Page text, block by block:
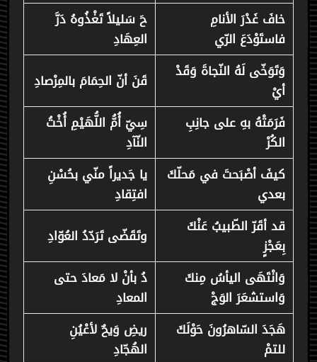
خافَ غَدْرَ الأنامِ
فاستَوْدَعَ الرّي
حَ سَليلاً تَغْذُوهُ دَرَّ
العِهَادِ
وَتَوَخّى لَهُ النّجاةَ وَقَدْ
أيْ
قَنَ أنّ الحِمَامَ بالمِرْصادِ
فَرَمَتْهُ بهِ على جانِبِ
الكُرْ
سِيّ أُمُّ اللُّهَيْمِ أُخْتُ
النّآدِ
كيفَ أصْبَحتَ في مَحلّكَ
بعدي
يا جَديراً منّي بحُسْنِ
افتِقادِ
قد أقَرّ الطّبيبُ عَنْكَ
بِعَجْزٍ
وتَقَضّى تَرَدّدُ العُوّادِ
وَانْتَهَى اليأسُ مِنكَ
وَاستشعَرَ الوَجْ
دُ بأنْ لا مَعادَ حتى
المعادِ
هَجَدَ السّاهرُونَ حَوْلَكَ
للتمْ
ريضِ وَيحٌ لأعْيُنِ
الهُجّادِ